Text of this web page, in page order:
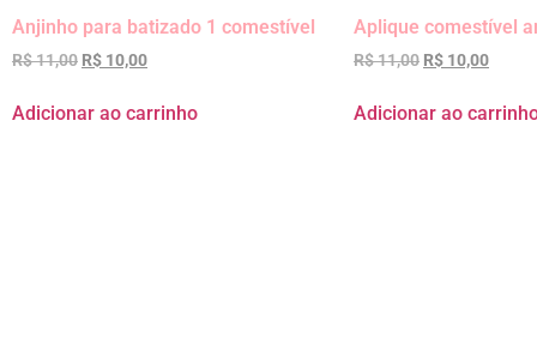
Anjinho para batizado 1 comestível
R$11,00 R$ 10,00
Adicionar ao carrinho
Aplique comestível
R$11,00 R$ 10,00
Adicionar ao